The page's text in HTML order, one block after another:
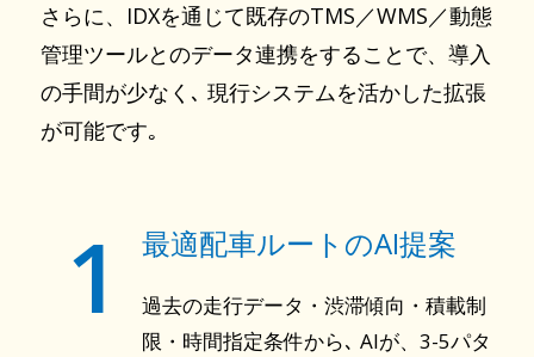
さらに、IDXを通じて既存のTMS／WMS／動態
管理ツールとのデータ連携をすることで、導入
の手間が少なく､ 現行システムを活かした拡張
が可能です｡
最適配車ルートのAI提案
1
過去の走行データ・渋滞傾向・積載制
限・時間指定条件から､ AIが、3-5パタ